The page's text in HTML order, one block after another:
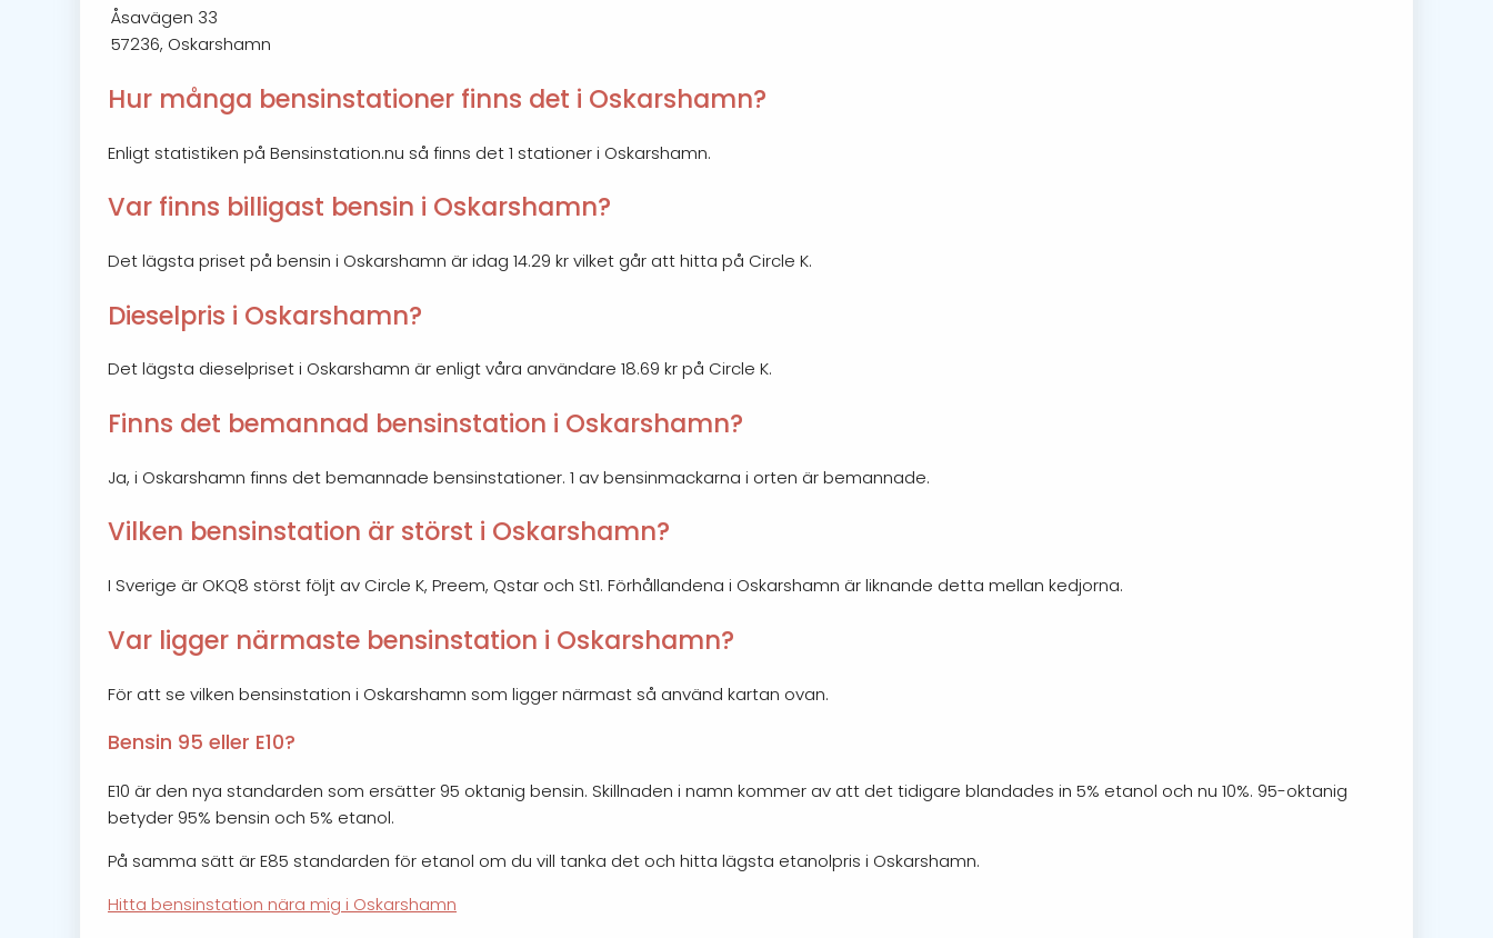
Åsavägen 33
57236, Oskarshamn
Hur många bensinstationer finns det i Oskarshamn?
Enligt statistiken på Bensinstation.nu så finns det 1 stationer i Oskarshamn.
Var finns billigast bensin i Oskarshamn?
Det lägsta priset på bensin i Oskarshamn är idag 14.29 kr vilket går att hitta på Circle K.
Dieselpris i Oskarshamn?
Det lägsta dieselpriset i Oskarshamn är enligt våra användare 18.69 kr på Circle K.
Finns det bemannad bensinstation i Oskarshamn?
Ja, i Oskarshamn finns det bemannade bensinstationer. 1 av bensinmackarna i orten är bemannade.
Vilken bensinstation är störst i Oskarshamn?
I Sverige är OKQ8 störst följt av Circle K, Preem, Qstar och St1. Förhållandena i Oskarshamn är liknande detta mellan kedjorna.
Var ligger närmaste bensinstation i Oskarshamn?
För att se vilken bensinstation i Oskarshamn som ligger närmast så använd kartan ovan.
Bensin 95 eller E10?
E10 är den nya standarden som ersätter 95 oktanig bensin. Skillnaden i namn kommer av att det tidigare blandades in 5% etanol och nu 10%. 95-oktanig
betyder 95% bensin och 5% etanol.
På samma sätt är E85 standarden för etanol om du vill tanka det och hitta lägsta etanolpris i Oskarshamn.
Hitta bensinstation nära mig i Oskarshamn